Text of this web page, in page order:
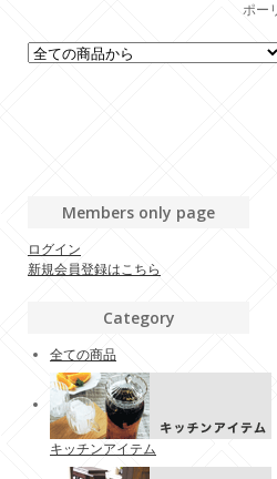
ポー
Members only page
ログイン
新規会員登録はこちら
Category
全ての商品
キッチンアイテム